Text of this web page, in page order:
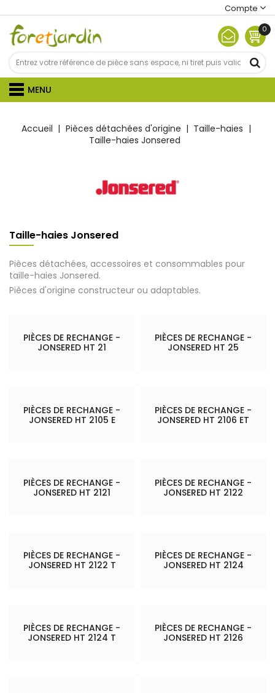
Compte
0
MENU
Accueil Pièces détachées d'origine
Taille-haies
Taille-haies Jonsered
Taille-haies Jonsered
Pièces détachées, accessoires et consommables pour
taille-haies Jonsered.
Pièces d'origine constructeur ou adaptables.
PIÈCES DE RECHANGE -
JONSERED HT 21
PIÈCES DE RECHANGE -
JONSERED HT 25
PIÈCES DE RECHANGE -
JONSERED HT 2105 E
PIÈCES DE RECHANGE -
JONSERED HT 2106 ET
PIÈCES DE RECHANGE -
JONSERED HT 2121
PIÈCES DE RECHANGE -
JONSERED HT 2122
PIÈCES DE RECHANGE -
JONSERED HT 2122 T
PIÈCES DE RECHANGE -
JONSERED HT 2124
PIÈCES DE RECHANGE -
JONSERED HT 2124 T
PIÈCES DE RECHANGE -
JONSERED HT 2126